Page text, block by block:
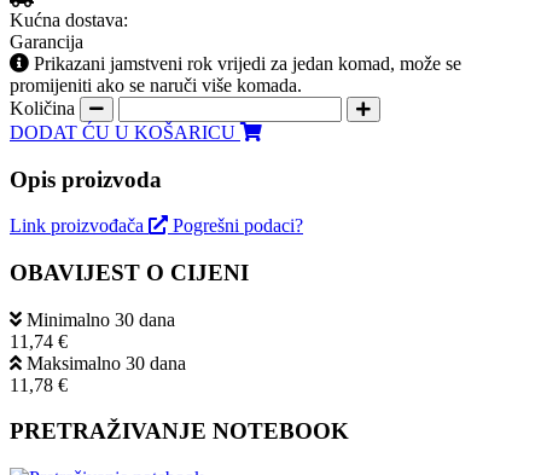
Kućna dostava:
Garancija
Prikazani jamstveni rok vrijedi za jedan komad, može se
promijeniti ako se naruči više komada.
Količina
DODAT ĆU U KOŠARICU
Opis proizvoda
Link proizvođača Pogrešni podaci?
OBAVIJEST O CIJENI
Minimalno 30 dana
11,74 €
Maksimalno 30 dana
11,78 €
PRETRAŽIVANJE NOTEBOOK